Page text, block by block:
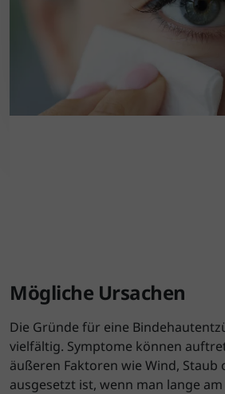
Mögliche Ursachen
Die Gründe für eine
vielfältig. Symptome können
äußeren Faktoren wie Wind, Staub
ausgesetzt ist, wenn man lange